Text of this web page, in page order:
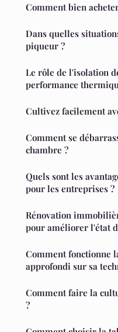
Comment bien
Dans quelles
piqueur ?
Le rôle de l'isolation
performance
Cultivez facilement
Comment se
chambre ?
Quels sont les
pour les entreprises ?
Rénovation
pour améliorer l'état
Comment fonctionne
approfondi sur sa
Comment faire la
?